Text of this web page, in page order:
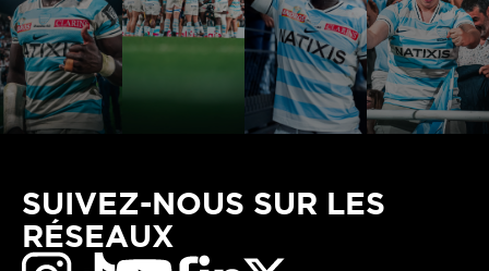
SUIVEZ-NOUS SUR LES
RÉSEAUX